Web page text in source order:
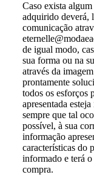
Caso exista
adquirido deverá,
comunicação
de igual modo,
sua forma ou na
através da
prontamente
todos os esforços
apresentada
sempre que tal
possível, à sua
informação
características do
informado e terá
compra.